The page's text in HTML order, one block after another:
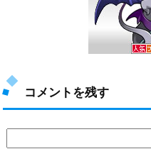
コメントを残す